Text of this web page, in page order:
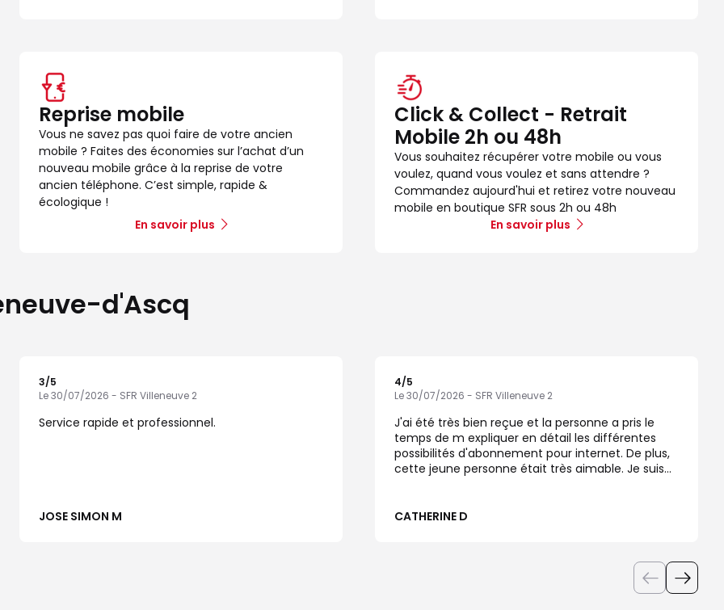
vous
Reprise mobile
Vous ne savez pas quoi faire de votre ancien
mobile ? Faites des économies sur l’achat d’un
nouveau mobile grâce à la reprise de votre
ancien téléphone. C’est simple, rapide &
écologique !
En savoir plus
Click & Collect - Retrait
Mobile 2h ou 48h
Vous souhaitez récupérer votre mobile ou vous
voulez, quand vous voulez et sans attendre ?
Commandez aujourd'hui et retirez votre nouveau
mobile en boutique SFR sous 2h ou 48h
En savoir plus
d'Ascq
3/5
Le 30/07/2026 - SFR Villeneuve 2
Service rapide et professionnel.
JOSE SIMON M
4/5
Le 30/07/2026 - SFR Villeneuve 2
J'ai été très bien reçue et la personne a pris le
temps de m expliquer en détail les différentes
possibilités d'abonnement pour internet. De plus,
cette jeune personne était très aimable. Je suis
pas toujours facile de bien cliquer sur le
CATHERINE D